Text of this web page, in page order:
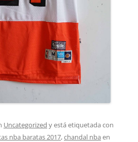
Uncategorized y está etiquetada con
nba baratas 2017,chandal nba en